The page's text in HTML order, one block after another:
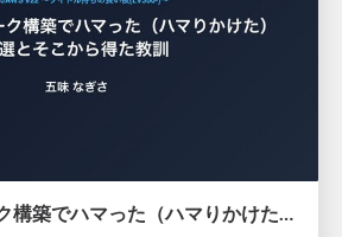
AWS ネットワーク構築でハマった（ハマりかけた） 5選とそこから得た教訓